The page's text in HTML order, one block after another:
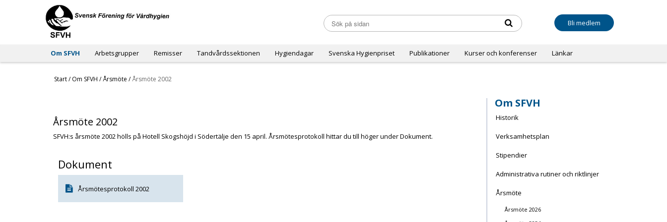
Bli medlem
Om SFVH Arbetsgrupper Remisser Tandvårdssektionen Hygiendagar Svenska Hygienpriset Publikationer Kurser och konferenser Länkar
Start/ Om SFVH /Årsmöte /Årsmöte 2002
Årsmöte 2002
SFVH:s årsmöte 2002 hölls på Hotell Skogshöjd i Södertälje den 15 april. Årsmötesprotokoll hittar du till höger under Dokument.
Dokument
Årsmötesprotokoll 2002
Om SFVH
Historik
Verksamhetsplan
Stipendier
Administrativa rutiner och riktlinjer
Årsmöte
Årsmöte 2026